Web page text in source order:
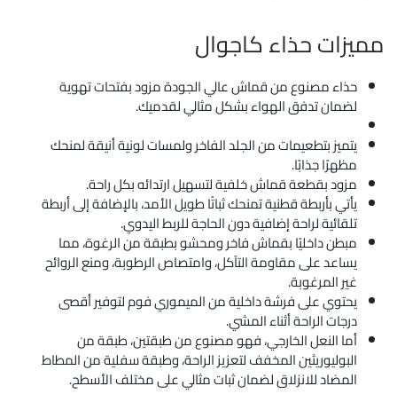
مميزات حذاء كاجوال
حذاء مصنوع من قماش عالي الجودة مزود بفتحات تهوية
لضمان تدفق الهواء بشكل مثالي لقدميك.
يتميز بتطعيمات من الجلد الفاخر ولمسات لونية أنيقة لمنحك
مظهرًا جذابًا.
مزود بقطعة قماش خلفية لتسهيل ارتدائه بكل راحة.
يأتي بأربطة قطنية تمنحك ثباتًا طويل الأمد، بالإضافة إلى أربطة
تلقائية لراحة إضافية دون الحاجة للربط اليدوي.
مبطن داخليًا بقماش فاخر ومحشو بطبقة من الرغوة، مما
يساعد على مقاومة التآكل، وامتصاص الرطوبة، ومنع الروائح
غير المرغوبة.
يحتوي على فرشة داخلية من الميموري فوم لتوفير أقصى
درجات الراحة أثناء المشي.
أما النعل الخارجي، فهو مصنوع من طبقتين، طبقة من
البوليوريثين المخفف لتعزيز الراحة، وطبقة سفلية من المطاط
المضاد للانزلاق لضمان ثبات مثالي على مختلف الأسطح.